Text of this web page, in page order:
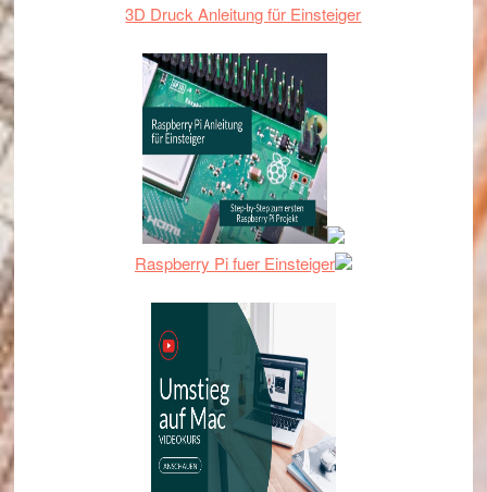
3D Druck Anleitung für Einsteiger
Raspberry Pi fuer Einsteiger